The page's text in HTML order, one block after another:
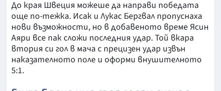
До края Швеция можеше да направи победата
още по-тежка. Исак и Лукас Бергвал пропуснаха
нови възможности, но в добавеното време Ясин
Аяри все пак сложи последния удар. Той вкара
втория си гол в мача с прецизен удар извън
наказателното поле и оформи внушителното
5:1.